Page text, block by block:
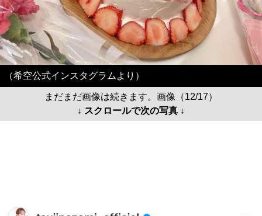
（希空公式インスタグラムより）
まだまだ画像は続きます。画像（12/17）
↓ スクロールで次の写真 ↓